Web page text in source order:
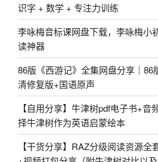
识字 + 数学 + 专注力训练
李咏梅音标课网盘下载，李咏梅小
读神器
86版《西游记》全集网盘分享｜86
清修复版+国语原声
【自用分享】牛津树pdf电子书+
择牛津树作为英语启蒙绘本
【干货分享】RAZ分级阅读资源